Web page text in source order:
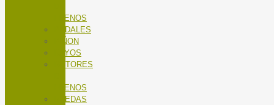
FRENOS
PEDALES
PIÑON
RAYOS
ROTORES
FRENOS
RUEDAS